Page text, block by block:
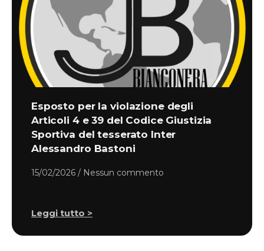
Esposto per la violazione degli
Articoli 4 e 39 del Codice Giustizia
Sportiva del tesserato Inter
Alessandro Bastoni
15/02/2026 Nessun commento
Leggi tutto >